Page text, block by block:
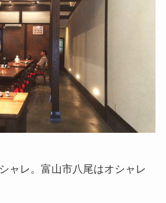
ャレ。富山市八尾はオシャレ